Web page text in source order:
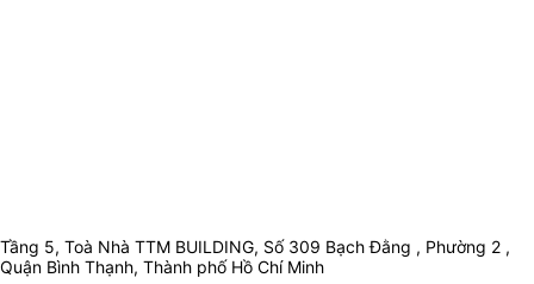
Tầng 5, Toà Nhà TTM BUILDING, Số 309 Bạch Đằng , Phường 2 ,
Quận Bình Thạnh, Thành phố Hồ Chí Minh